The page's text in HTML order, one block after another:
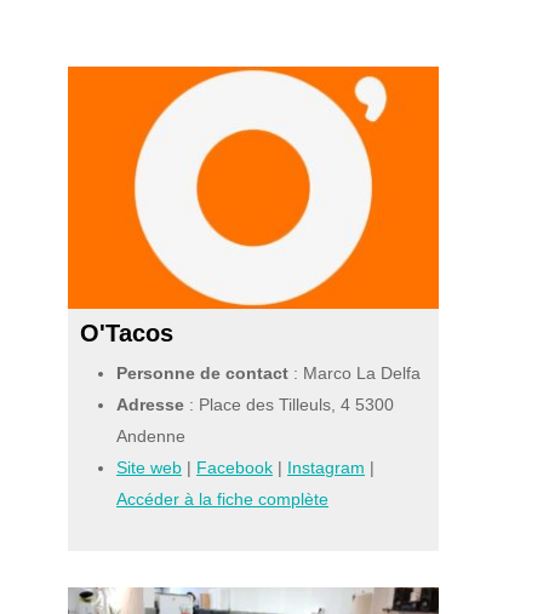
O'Tacos
Personne de contact : Marco La Delfa
Adresse : Place des Tilleuls, 4 5300
Andenne
Site web | Facebook | Instagram |
Accéder à la fiche complète